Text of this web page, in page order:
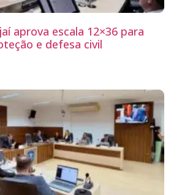
aprova escala 12×36 para
e defesa civil